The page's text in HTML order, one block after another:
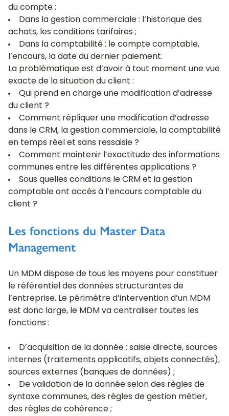
du compte ;
Dans la gestion commerciale : l’historique des
achats, les conditions tarifaires ;
Dans la comptabilité : le compte comptable,
l’encours, la date du dernier paiement.
La problématique est d’avoir à tout moment une vue
exacte de la situation du client :
Qui prend en charge une modification d’adresse
du client ?
Comment répliquer une modification d’adresse
dans le CRM, la gestion commerciale, la comptabilité
en temps réel et sans ressaisie ?
Comment maintenir l’exactitude des informations
communes entre les différentes applications ?
Sous quelles conditions le CRM et la gestion
comptable ont accès à l’encours comptable du
client ?
Les fonctions du Master Data
Management
Un MDM dispose de tous les moyens pour constituer
le référentiel des données structurantes de
l’entreprise. Le périmètre d’intervention d’un MDM
est donc large, le MDM va centraliser toutes les
fonctions :
D’acquisition de la donnée : saisie directe, sources
internes (traitements applicatifs, objets connectés),
sources externes (banques de données) ;
De validation de la donnée selon des règles de
syntaxe communes, des règles de gestion métier,
des règles de cohérence ;